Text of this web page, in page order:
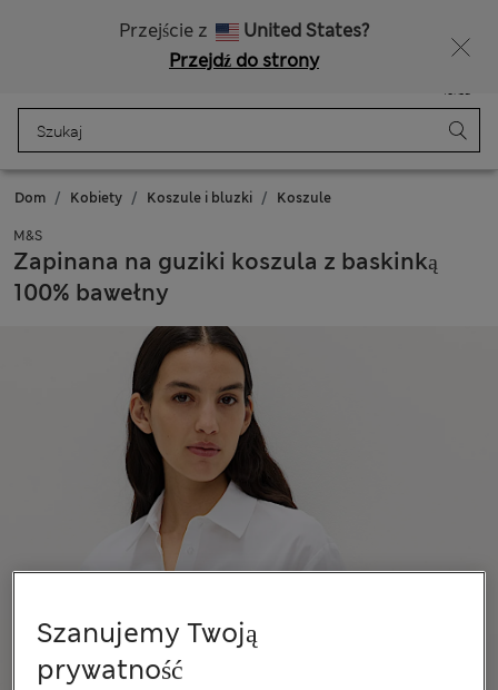
Przejście z
United States?
Przejdź do strony
Torba
Dom Kobiety Koszule i bluzki Koszule
M&S
Zapinana na guziki koszula z baskinką
100% bawełny
Szanujemy Twoją
prywatność